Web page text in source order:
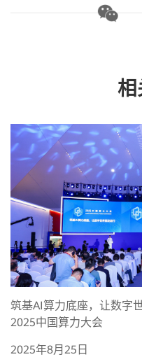
筑基AI算力底座，让数字
2025中国算力大会
2025年8月25日